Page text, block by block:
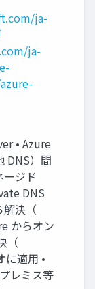
ja-
ja-
• Azure
DNS）間
ージド
DNS
解決（
からオン
（
適用 •
レミス等